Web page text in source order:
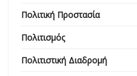
Πολιτική Προστασία
Πολιτισμός
Πολιτιστική Διαδρομή